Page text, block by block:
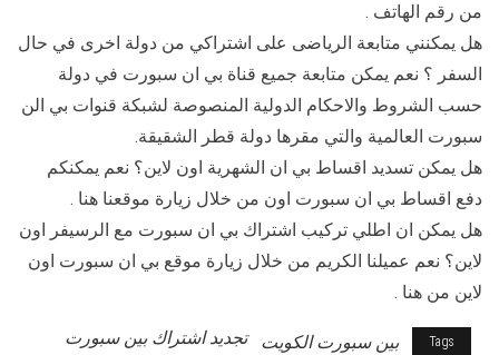
من رقم الهاتف .
هل يمكنني متابعة الرياضى على اشتراكي من دولة اخرى في حال
السفر ؟ نعم يمكن متابعة جميع قناة بي ان سبورت في دولة
حسب الشروط والاحكام الدولية المنصوصة لشبكة قنوات بي الن
سبورت العالمية والتي مقرها دولة قطر الشقيقة.
هل يمكن تسديد اقساط بي ان الشهرية اون لاين؟ نعم يمكنكم
دفع اقساط بي ان سبورت اون من خلال زيارة موقعنا هنا .
هل يمكن ان اطلي تركيب اشتراك بي ان سبورت مع الرسيفر اون
لاين؟ نعم عميلنا الكريم من خلال زيارة موقع بي ان سبورت اون
لاين من هنا .
Tags بين سبورت الكويت
تجديد اشتراك بين سبورت